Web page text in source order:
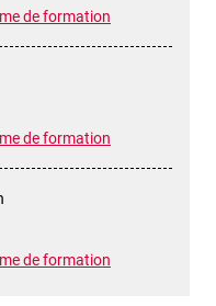
de formation
de formation
de formation